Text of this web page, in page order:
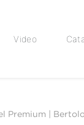
Video
Premium |